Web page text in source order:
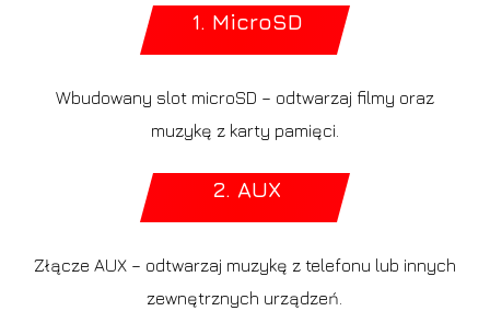
1. MicroSD
Wbudowany slot microSD – odtwarzaj filmy oraz
muzykę z karty pamięci.
2. AUX
Złącze AUX – odtwarzaj muzykę z telefonu lub innych
zewnętrznych urządzeń.